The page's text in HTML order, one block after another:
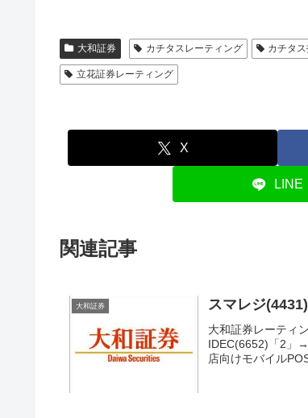
大和証券 カチタスレーティング カチタ
立花証券レーティング
X
LINE
関連記事
大和証券 スマレジ
大和証券レーティ
IDEC(6652)「2」
店向けモバイル